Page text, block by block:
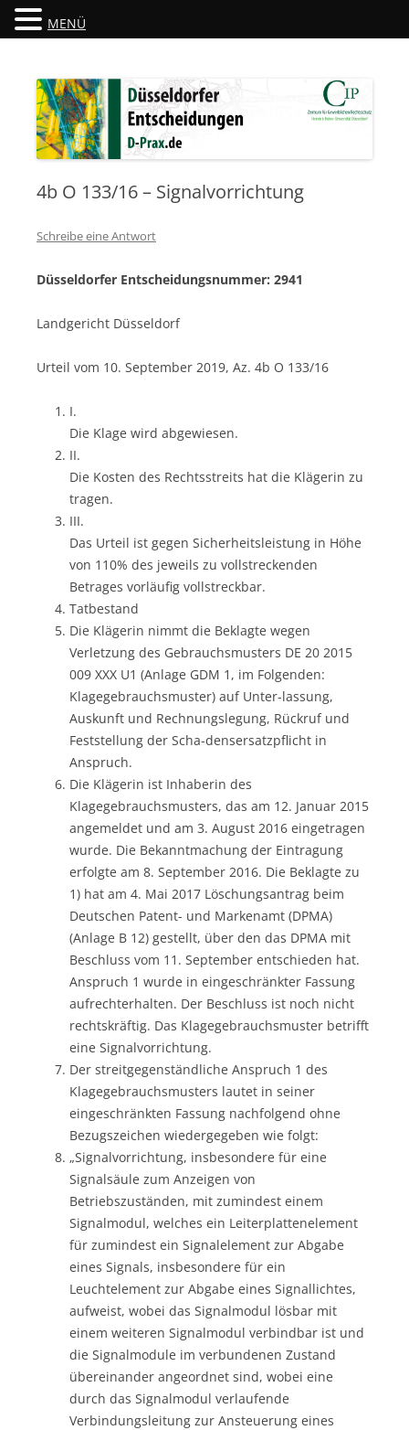
Düsseldorfer Entscheidungen
4b O 133/16 – Signalvorrichtung
Schreibe eine Antwort
Düsseldorfer Entscheidungsnummer: 2941
Landgericht Düsseldorf
Urteil vom 10. September 2019, Az. 4b O 133/16
I.
Die Klage wird abgewiesen.
II.
Die Kosten des Rechtsstreits hat die Klägerin zu
tragen.
III.
Das Urteil ist gegen Sicherheitsleistung in Höhe
von 110% des jeweils zu vollstreckenden
Betrages vorläufig vollstreckbar.
Tatbestand
Die Klägerin nimmt die Beklagte wegen
Verletzung des Gebrauchsmusters DE 20 2015
009 XXX U1 (Anlage GDM 1, im Folgenden:
Klagegebrauchsmuster) auf Unter-lassung,
Auskunft und Rechnungslegung, Rückruf und
Feststellung der Scha-densersatzpflicht in
Anspruch.
Die Klägerin ist Inhaberin des
Klagegebrauchsmusters, das am 12. Januar 2015
angemeldet und am 3. August 2016 eingetragen
wurde. Die Bekanntmachung der Eintragung
erfolgte am 8. September 2016. Die Beklagte zu
1) hat am 4. Mai 2017 Löschungsantrag beim
Deutschen Patent- und Markenamt (DPMA)
(Anlage B 12) gestellt, über den das DPMA mit
Beschluss vom 11. September entschieden hat.
Anspruch 1 wurde in eingeschränkter Fassung
aufrechterhalten. Der Beschluss ist noch nicht
rechtskräftig. Das Klagegebrauchsmuster betrifft
eine Signalvorrichtung.
Der streitgegenständliche Anspruch 1 des
Klagegebrauchsmusters lautet in seiner
eingeschränkten Fassung nachfolgend ohne
Bezugszeichen wiedergegeben wie folgt:
„Signalvorrichtung, insbesondere für eine
Signalsäule zum Anzeigen von
Betriebszuständen, mit zumindest einem
Signalmodul, welches ein Leiterplattenelement
für zumindest ein Signalelement zur Abgabe
eines Signals, insbesondere für ein
Leuchtelement zur Abgabe eines Signallichtes,
aufweist, wobei das Signalmodul lösbar mit
einem weiteren Signalmodul verbindbar ist und
die Signalmodule im verbundenen Zustand
übereinander angeordnet sind, wobei eine
durch das Signalmodul verlaufende
Verbindungsleitung zur Ansteuerung eines
MENÜ